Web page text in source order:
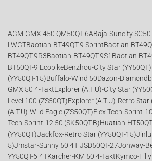
AGM-GMX 450 QM50QT-6ABaja-Suncity
LWGTBaotian-BT49QT-9 SprintBaotian-
BT49QT-9R3Baotian-BT49QT-9S1Baotian-
BT50QT-9 EcobikeBenzhou-City Star
(YY50QT-15)Buffalo-Wind 50Dazon-
GMX 50 4-TaktExplorer (A.T.U)-City Star
Level 100 (ZS50QT)Explorer (A.T.U)-Retro Star
(A.T.U)-Wild Eagle (ZS50QT)Flex Tech-Sprint-
Tech-Sprint-12 50 (SK50QT-B)Huatian-
(YY50QT)Jackfox-Retro Star (YY50QT-
5)Jmstar-Sunny 50 4T JSD50QT-27Jonway-
YY50QT-6 4TKarcher-KM 50 4-TaktKymco-